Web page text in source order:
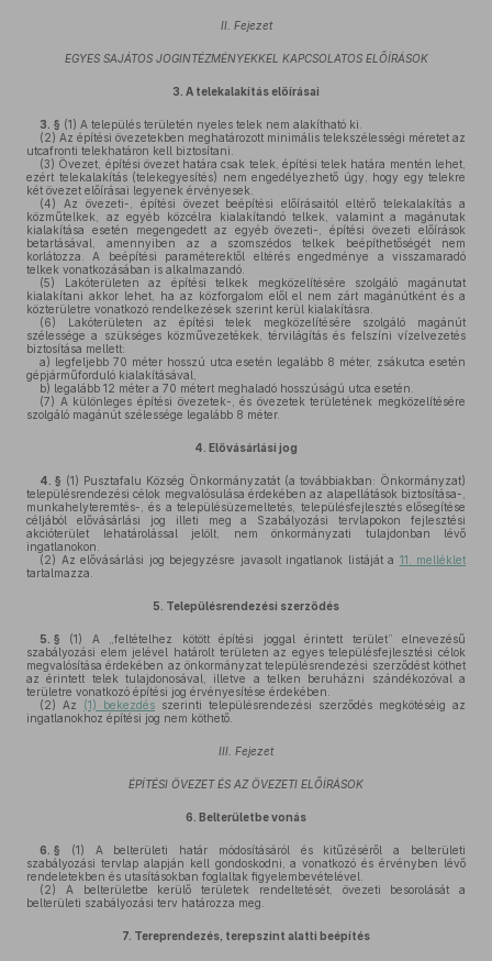
II. Fejezet
EGYES SAJÁTOS JOGINTÉZMÉNYEKKEL KAPCSOLATOS ELŐÍRÁSOK
3. A telekalakítás előírásai
3. § (1) A település területén nyeles telek nem alakítható ki.
(2) Az építési övezetekben meghatározott minimális telekszélességi méretet az
utcafronti telekhatáron kell biztosítani.
(3) Övezet, építési övezet határa csak telek, építési telek határa mentén lehet,
ezért telekalakítás (telekegyesítés) nem engedélyezhető úgy, hogy egy telekre
két övezet előírásai legyenek érvényesek.
(4) Az övezeti-, építési övezet beépítési előírásaitól eltérő telekalakítás a
közműtelkek, az egyéb közcélra kialakítandó telkek, valamint a magánutak
kialakítása esetén megengedett az egyéb övezeti-, építési övezeti előírások
betartásával, amennyiben az a szomszédos telkek beépíthetőségét nem
korlátozza. A beépítési paraméterektől eltérés engedménye a visszamaradó
telkek vonatkozásában is alkalmazandó.
(5) Lakóterületen az építési telkek megközelítésére szolgáló magánutat
kialakítani akkor lehet, ha az közforgalom elől el nem zárt magánútként és a
közterületre vonatkozó rendelkezések szerint kerül kialakításra.
(6) Lakóterületen az építési telek megközelítésére szolgáló magánút
szélessége a szükséges közművezetékek, térvilágítás és felszíni vízelvezetés
biztosítása mellett:
a) legfeljebb 70 méter hosszú utca esetén legalább 8 méter, zsákutca esetén
gépjárműforduló kialakításával,
b) legalább 12 méter a 70 métert meghaladó hosszúságú utca esetén.
(7) A különleges építési övezetek-, és övezetek területének megközelítésére
szolgáló magánút szélessége legalább 8 méter.
4. Elővásárlási jog
4. § (1) Pusztafalu Község Önkormányzatát (a továbbiakban: Önkormányzat)
településrendezési célok megvalósulása érdekében az alapellátások biztosítása-,
munkahelyteremtés-, és a településüzemeltetés, településfejlesztés elősegítése
céljából elővásárlási jog illeti meg a Szabályozási tervlapokon fejlesztési
akcióterület lehatárolással jelölt, nem önkormányzati tulajdonban lévő
ingatlanokon.
(2) Az elővásárlási jog bejegyzésre javasolt ingatlanok listáját a 11. melléklet
tartalmazza.
5. Településrendezési szerződés
5. § (1)
A „feltételhez kötött építési joggal érintett terület” elnevezésű
szabályozási elem jelével határolt területen az egyes településfejlesztési célok
megvalósítása érdekében az önkormányzat településrendezési szerződést köthet
az érintett telek tulajdonosával, illetve a telken beruházni szándékozóval a
területre vonatkozó építési jog érvényesítése érdekében.
(2) Az (1) bekezdés szerinti településrendezési szerződés megkötéséig az
ingatlanokhoz építési jog nem köthető.
III. Fejezet
ÉPÍTÉSI ÖVEZET ÉS AZ ÖVEZETI ELŐÍRÁSOK
6. Belterületbe vonás
6. § (1) A belterületi határ módosításáról és kitűzéséről a belterületi
szabályozási tervlap alapján kell gondoskodni, a vonatkozó és érvényben lévő
rendeletekben és utasításokban foglaltak figyelembevételével.
(2) A belterületbe kerülő területek rendeltetését, övezeti besorolását a
belterületi szabályozási terv határozza meg.
7. Tereprendezés, terepszint alatti beépítés